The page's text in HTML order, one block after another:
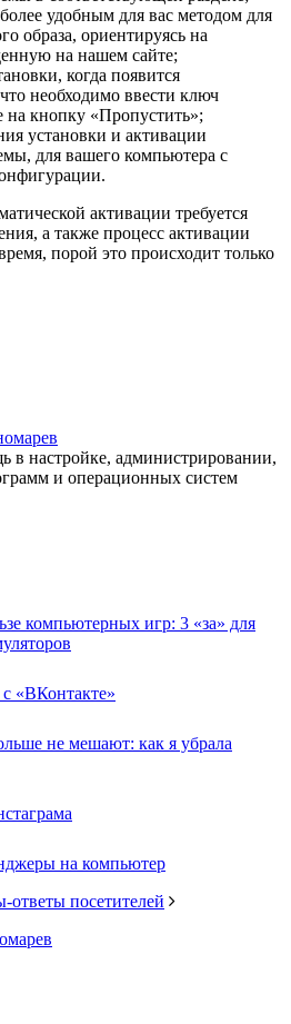
удобным для вас методом для
образа, ориентируясь на
на нашем сайте;
когда появится
необходимо ввести ключ
кнопку «Пропустить»;
установки и активации
для вашего компьютера с
активации требуется
а также процесс активации
порой это происходит только
в настройке, администрировании,
и операционных систем
компьютерных игр: 3 «за» для
«ВКонтакте»
не мешают: как я убрала
на компьютер
ответы посетителей